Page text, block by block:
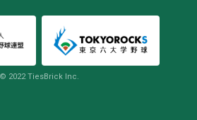
© 2022 TiesBrick Inc.